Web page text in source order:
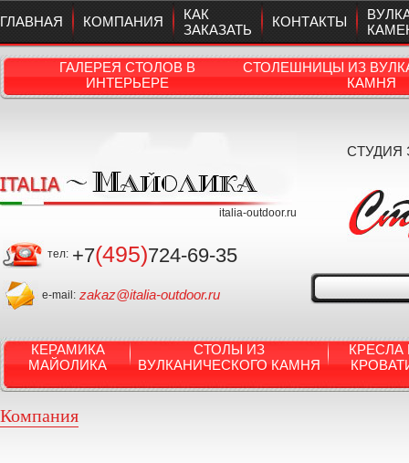
ГЛАВНАЯ КОМПАНИЯ
КАК
ЗАКАЗАТЬ
КОНТАКТЫ
ГАЛЕРЕЯ СТОЛОВ В
ИНТЕРЬЕРЕ
СТОЛЕШНИЦЫ ИЗ
КАМНЯ
italia-outdoor.ru
тел: +7(495)724-69-35
e-mail: zakaz@italia-outdoor.ru
СТУДИЯ
КЕРАМИКА
МАЙОЛИКА
СТОЛЫ ИЗ
ВУЛКАНИЧЕСКОГО КАМНЯ
КРЕСЛА
Компания